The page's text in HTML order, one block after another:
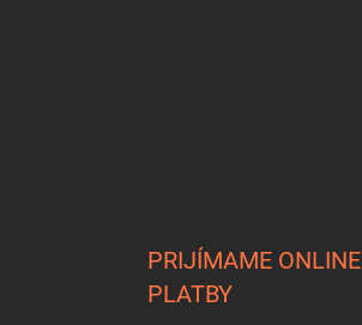
PRIJÍMAME ONLINE
PLATBY